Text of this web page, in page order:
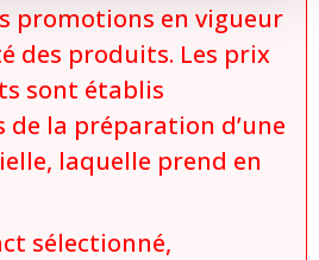
promotions en vigueur
des produits. Les prix
sont établis
la préparation d’une
laquelle prend en
sélectionné,